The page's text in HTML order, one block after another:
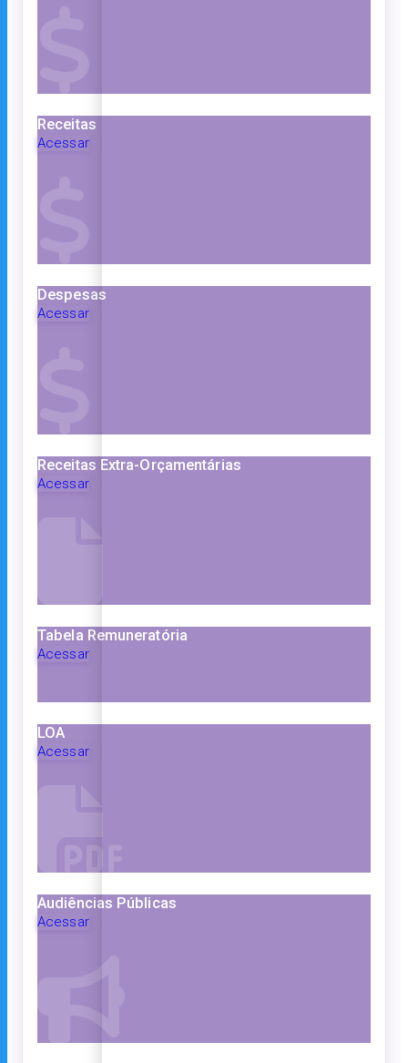
Receitas
Acessar
Despesas
Acessar
Receitas Extra-Orçamentárias
Acessar
Tabela Remuneratória
Acessar
LOA
Acessar
Audiências Públicas
Acessar